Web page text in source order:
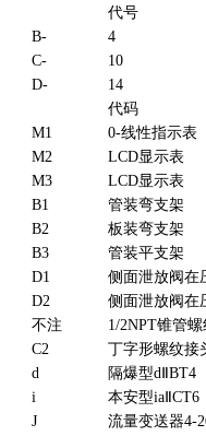
代号
B-
4
C-
10
D-
14
代码
M1
0-线性指示表
M2
LCD显示表
M3
LCD显示表
B1
管装弯支架
B2
板装弯支架
B3
管装平支架
D1
侧面泄放阀在
D2
侧面泄放阀在
不注
1/2NPT锥管
C2
丁字形螺纹接
d
隔爆型dⅡBT4
i
本安型iaⅡCT6
J
流量变送器4-